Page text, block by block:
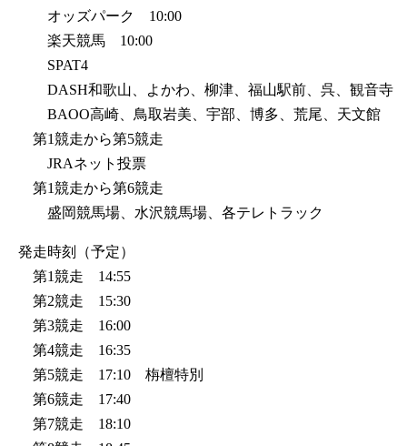
オッズパーク 10:00
楽天競馬 10:00
SPAT4
DASH和歌山、よかわ、柳津、福山駅前、呉、観音寺
BAOO高崎、鳥取岩美、宇部、博多、荒尾、天文館
第1競走から第5競走
JRAネット投票
第1競走から第6競走
盛岡競馬場、水沢競馬場、各テレトラック
発走時刻（予定）
第1競走 14:55
第2競走 15:30
第3競走 16:00
第4競走 16:35
第5競走 17:10 栴檀特別
第6競走 17:40
第7競走 18:10